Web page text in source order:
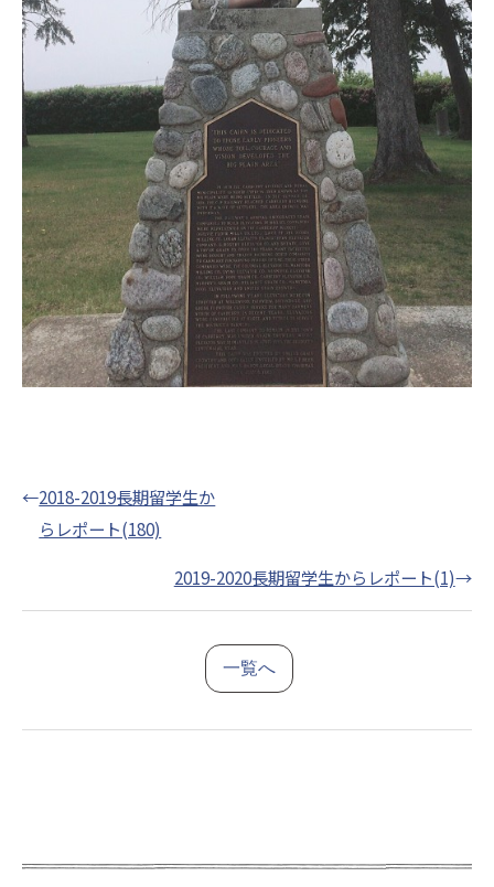
←2018-2019長期留学生か
らレポート(180)
2019-2020長期留学生からレポート(1)→
一覧へ